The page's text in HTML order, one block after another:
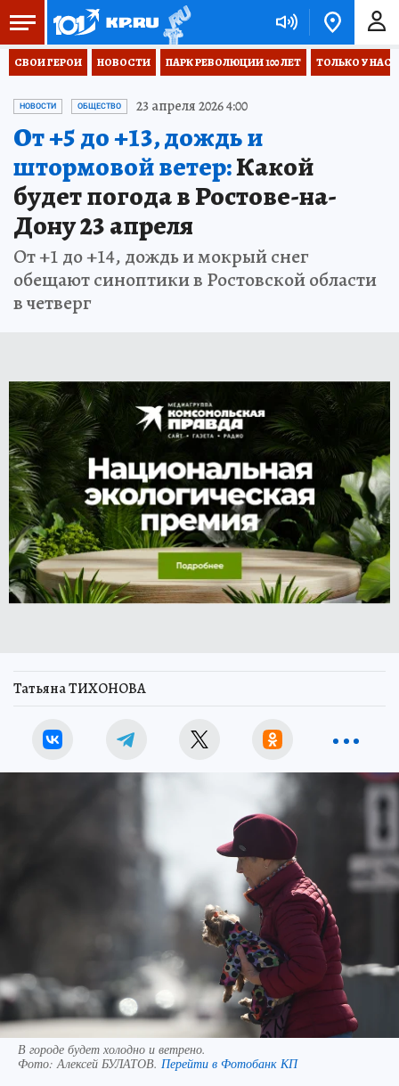
СВОИ ГЕРОИ НОВОСТИ ПАРК РЕВОЛЮЦИИ 100 ЛЕТ ТОЛЬКО У НАС
НОВОСТИ ОБЩЕСТВО 23 апреля 2026 4:00
От +5 до +13, дождь и
штормовой ветер:Какой
будет погода в Ростове-на-
Дону 23 апреля
От +1 до +14, дождь и мокрый снег
обещают синоптики в Ростовской области
в четверг
Татьяна ТИХОНОВА
В городе будет холодно и ветрено.
Фото:Алексей БУЛАТОВ. Перейти в Фотобанк КП